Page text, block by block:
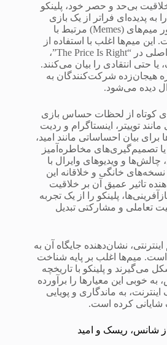
خلاقیت بی‌حد و حصر خود، پلینکو
به پدیده‌ای فراتر از یک بازی
ساده تبدیل کرده است. ظهور میم‌های (Memes) مرتبط با
این میم‌ها اغلب با استفاده از
تصاویر یا گیف‌هایی از بازی اصلی در “The Price Is Right”،
یا حتی انتقادی را بیان می‌کنند.
هیجان‌زده شرکت‌کنندگان به
دیده می‌شود.
کوتاه از لحظات حساس بازی
توییتر، اینستاگرام و ردیت
برای بیان احساساتی مانند امید،
تصمیم‌گیری‌های مخاطره‌آمیز
چالش‌ها و ویدیوهای وایرال با
نسخه‌های خانگی و خلاقانه این
تاثیر عمیق آن بر خلاقیت
پلینکو را از یک تجربه
تعاملی و مشارکتی تبدیل
نشان‌دهنده جایگاه آن به
میم‌ها اغلب بر پایه شناخت
و پلینکو با تاریخچه
خوبی این معیارها را برآورده
به ماندگاری و پویایی
شایانی کرده است.
از شانس، ریسک و امید